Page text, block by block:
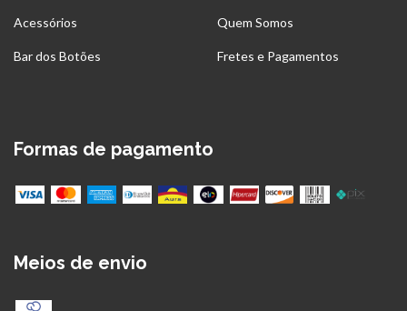
Acessórios Quem Somos
Bar dos Botões Fretes e Pagamentos
Formas de pagamento
Meios de envio